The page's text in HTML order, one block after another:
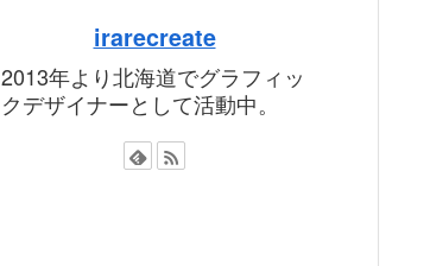
irarecreate
2013年より北海道でグラフィッ
クデザイナーとして活動中。